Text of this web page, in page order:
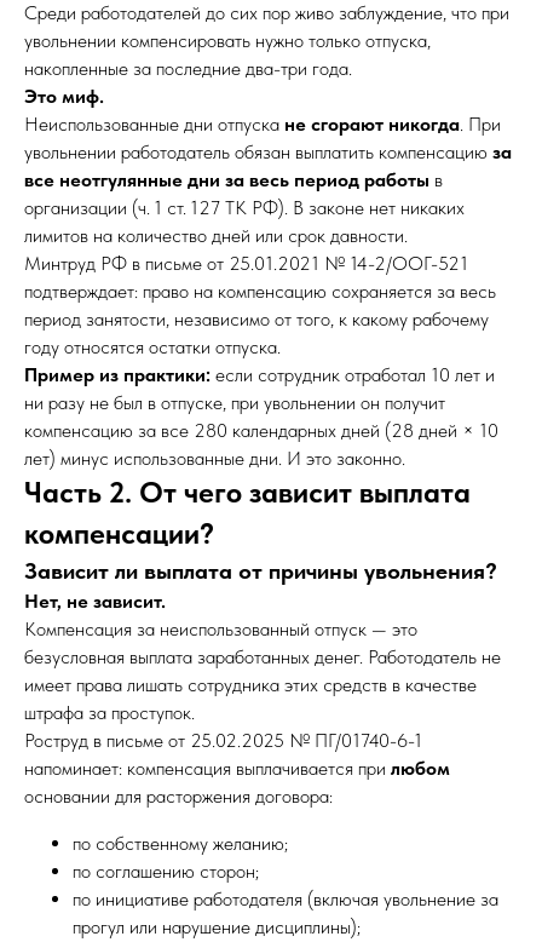
Среди работодателей до сих пор живо заблуждение, что при
увольнении компенсировать нужно только отпуска,
накопленные за последние два-три года.
Это миф.
Неиспользованные дни отпуска не сгорают никогда. При
увольнении работодатель обязан выплатить компенсацию за
все неотгулянные дни за весь период работы в
организации (ч. 1 ст. 127 ТК РФ). В законе нет никаких
лимитов на количество дней или срок давности.
Минтруд РФ в письме от 25.01.2021 № 14-2/ООГ-521
подтверждает: право на компенсацию сохраняется за весь
период занятости, независимо от того, к какому рабочему
году относятся остатки отпуска.
Пример из практики: если сотрудник отработал 10 лет и
ни разу не был в отпуске, при увольнении он получит
компенсацию за все 280 календарных дней (28 дней × 10
лет) минус использованные дни. И это законно.
Часть 2. От чего зависит выплата
компенсации?
Зависит ли выплата от причины увольнения?
Нет, не зависит.
Компенсация за неиспользованный отпуск — это
безусловная выплата заработанных денег. Работодатель не
имеет права лишать сотрудника этих средств в качестве
штрафа за проступок.
Роструд в письме от 25.02.2025 № ПГ/01740-6-1
напоминает: компенсация выплачивается при любом
основании для расторжения договора:
по собственному желанию;
по соглашению сторон;
по инициативе работодателя (включая увольнение за
прогул или нарушение дисциплины);